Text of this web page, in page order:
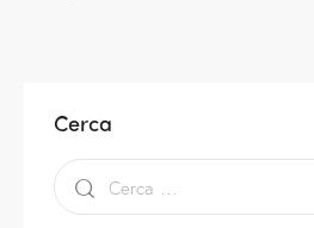
Cerca